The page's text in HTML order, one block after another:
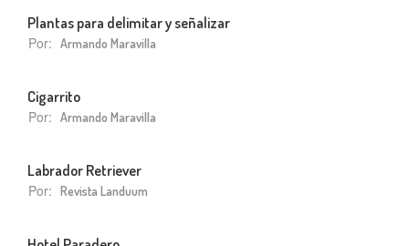
Plantas para delimitar y señalizar
Por: Armando Maravilla
Cigarrito
Por: Armando Maravilla
Labrador Retriever
Por: Revista Landuum